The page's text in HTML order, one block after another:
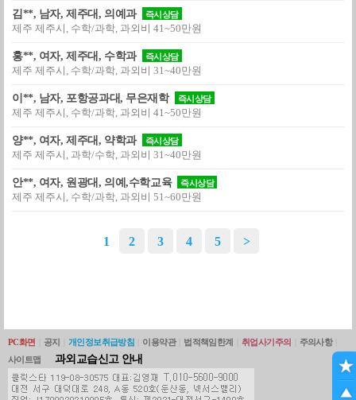
김**, 남자, 제주대, 의예과 즉시상담
제주 제주시, 수학/과학, 과외비 41~50만원
홍**, 여자, 제주대, 수학과 즉시상담
제주 제주시, 수학/과학, 과외비 31~40만원
이**, 남자, 포항공과대, 무은재학 즉시상담
제주 제주시, 수학/과학, 과외비 41~50만원
양**, 여자, 제주대, 약학과 즉시상담
제주 제주시, 과학/수학, 과외비 31~40만원
안**, 여자, 원광대, 의예,수학교육 즉시상담
제주 제주시, 수학/과학, 과외비 51~60만원
1 2 3 4 5 >
PC화면 공지 개인정보취급방침 이용약관 법적책임한계 취업사기주의 주의사항
사이트맵
과외교습신고 안내